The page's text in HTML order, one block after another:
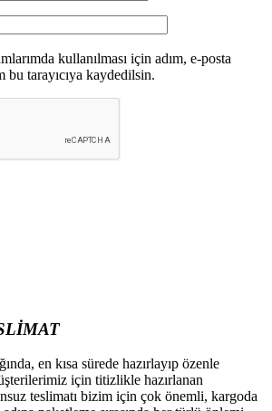
kullanılması için adım, e-posta
bu tarayıcıya kaydedilsin.
en kısa sürede hazırlayıp özenle
için titizlikle hazırlanan
teslimatı bizim için çok önemli, kargoda